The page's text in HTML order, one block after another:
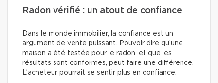
Radon vérifié : un atout de confiance
Dans le monde immobilier, la confiance est un
argument de vente puissant. Pouvoir dire qu’une
maison a été testée pour le radon, et que les
résultats sont conformes, peut faire une différence.
L’acheteur pourrait se sentir plus en confiance.